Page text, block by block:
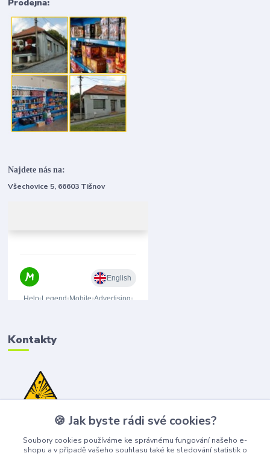
Prodejna:
Najdete nás na:
Všechovice 5, 66603 Tišnov
Kontakty
(+420) 776 075 751
obchod@bangshop.cz
🍪 Jak byste rádi své cookies?
Soubory cookies používáme ke správnému fungování našeho e-
shopu a v případě vašeho souhlasu také ke sledování statistik o